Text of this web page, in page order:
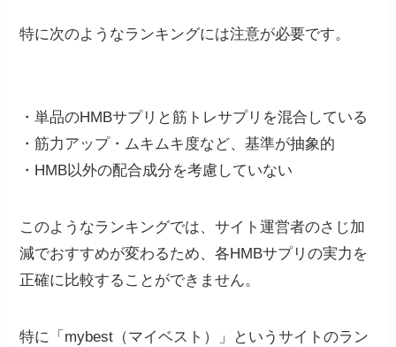
特に次のようなランキングには注意が必要です。
・単品のHMBサプリと筋トレサプリを混合している
・筋力アップ・ムキムキ度など、基準が抽象的
・HMB以外の配合成分を考慮していない
このようなランキングでは、サイト運営者のさじ加
減でおすすめが変わるため、各HMBサプリの実力を
正確に比較することができません。
特に「mybest（マイベスト）」というサイトのラン